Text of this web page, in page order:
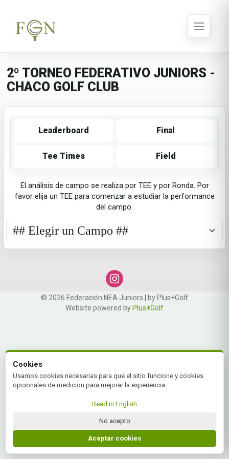
2º TORNEO FEDERATIVO JUNIORS -
CHACO GOLF CLUB
Leaderboard Final
Tee Times Field
El análisis de campo se realiza por TEE y por Ronda. Por
favor elija un TEE para comenzar a estudiar la performance
del campo.
© 2026 Federación NEA Juniors | by Plus+Golf
Website powered by Plus+Golf
Cookies
Usamos cookies necesarias para que el sitio funcione y cookies
opcionales de medicion para mejorar la experiencia.
Read in English
No acepto
Aceptar cookies